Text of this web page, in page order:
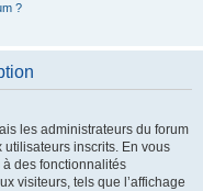
?
les administrateurs du forum
inscrits. En vous
des fonctionnalités
visiteurs, tels que l’affichage